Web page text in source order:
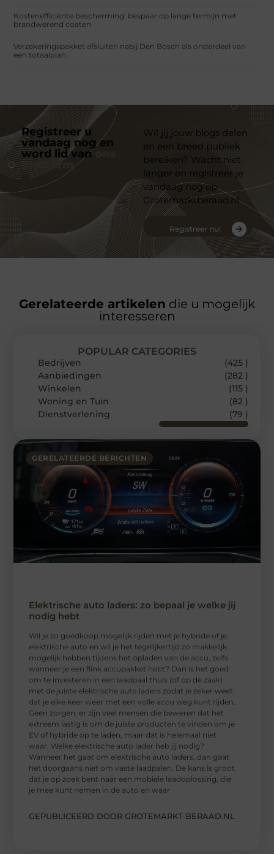
Kostenefficiënte bescherming: bespaar op lange termijn met
brandwerend coaten
Verzekeringspakket afsluiten nabij Den Bosch als onderdeel van
een totaalplan
Registreer u
vandaag nog en
word lid van
platform
Wil jij jouw blogs delen
en een breed publiek
bereiken? Wacht niet
langer en registreer je
vandaag nog op
Grotemarktberaad.nl
Registreer nu!
Gerelateerde artikelen die u mogelijk
interesseren
GERELATEERDE BERICHTEN
Elektrische auto laders: zo bepaal je welke jij
nodig hebt
Wil je zo goedkoop mogelijk rijden met je hybride of je
elektrische auto en wil je het tegelijkertijd zo makkelijk
mogelijk hebben tijdens het opladen van de accu, zelfs
wanneer je een flink accupakket hebt? Dan is het goed
om te investeren in een laadpaal thuis (of op de zaak)
met de juiste elektrische auto laders zodat je zeker weet
dat je elke keer weer met een volle accu weg kunt rijden.
Geen zorgen; er zijn veel mensen die beweren dat het
extreem lastig is om de juiste producten te vinden om je
EV of hybride op te laden, maar dat is helemaal niet
waar. Welke elektrische auto lader heb jij nodig?
Wanneer het gaat om elektrische auto laders, dan gaat
het doorgaans niet om vaste laadpalen. De kans is groot
dat je op zoek bent naar een mobiele laadoplossing, die
je mee kunt nemen in de auto en waar
GEPUBLICEERD DOOR GROTEMARKT BERAAD.NL
POPULAR CATEGORIES
Bedrijven
(425 )
Aanbiedingen
(282 )
Winkelen
(115 )
Woning en Tuin
(82 )
Dienstverlening
(79 )